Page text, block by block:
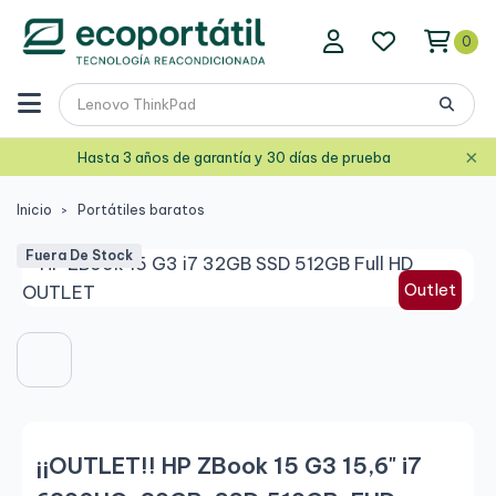
0
Hasta 3 años de garantía y 30 días de prueba ×
Inicio Portátiles baratos
Outlet
Fuera De Stock
¡¡OUTLET!! HP ZBook 15 G3 15,6" i7